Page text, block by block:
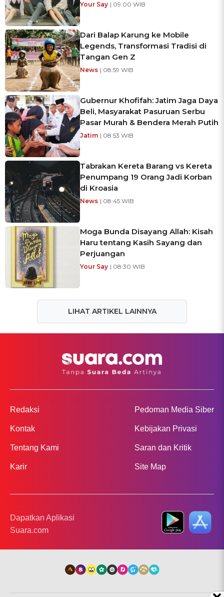
Your Say | 09:00 WIB
Dari Balap Karung ke Mobile
Legends, Transformasi Tradisi di
Tangan Gen Z
News | 08:59 WIB
Gubernur Khofifah: Jatim Jaga Daya
Beli, Masyarakat Pasuruan Serbu
Pasar Murah & Bendera Merah Putih
Jatim | 08:53 WIB
Tabrakan Kereta Barang vs Kereta
Penumpang 19 Orang Jadi Korban
di Kroasia
News | 08:45 WIB
Moga Bunda Disayang Allah: Kisah
Haru tentang Kasih Sayang dan
Perjuangan
Your Say | 08:30 WIB
LIHAT ARTIKEL LAINNYA
Redaksi
Kontak
Tentang Kami
Karir
Pedoman Media Siber
Kebijakan Privasi
Saran dan Kritik
Site Map
Dapatkan Aplikasi
Suara.com